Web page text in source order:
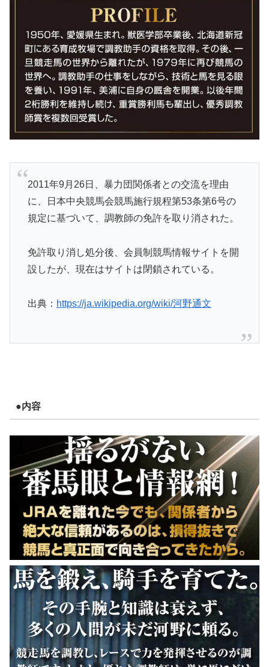
2011年9月26日、暴力団関係者との交流を理由
に、日本中央競馬会競馬施行規程第53条第6号の
規定に基づいて、調教師の免許を取り消された。
免許取り消し処分後、会員制競馬情報サイトを開
設したが、現在はサイトは閉鎖されている。
出典： https://ja.wikipedia.org/wiki/河野通文
●内容